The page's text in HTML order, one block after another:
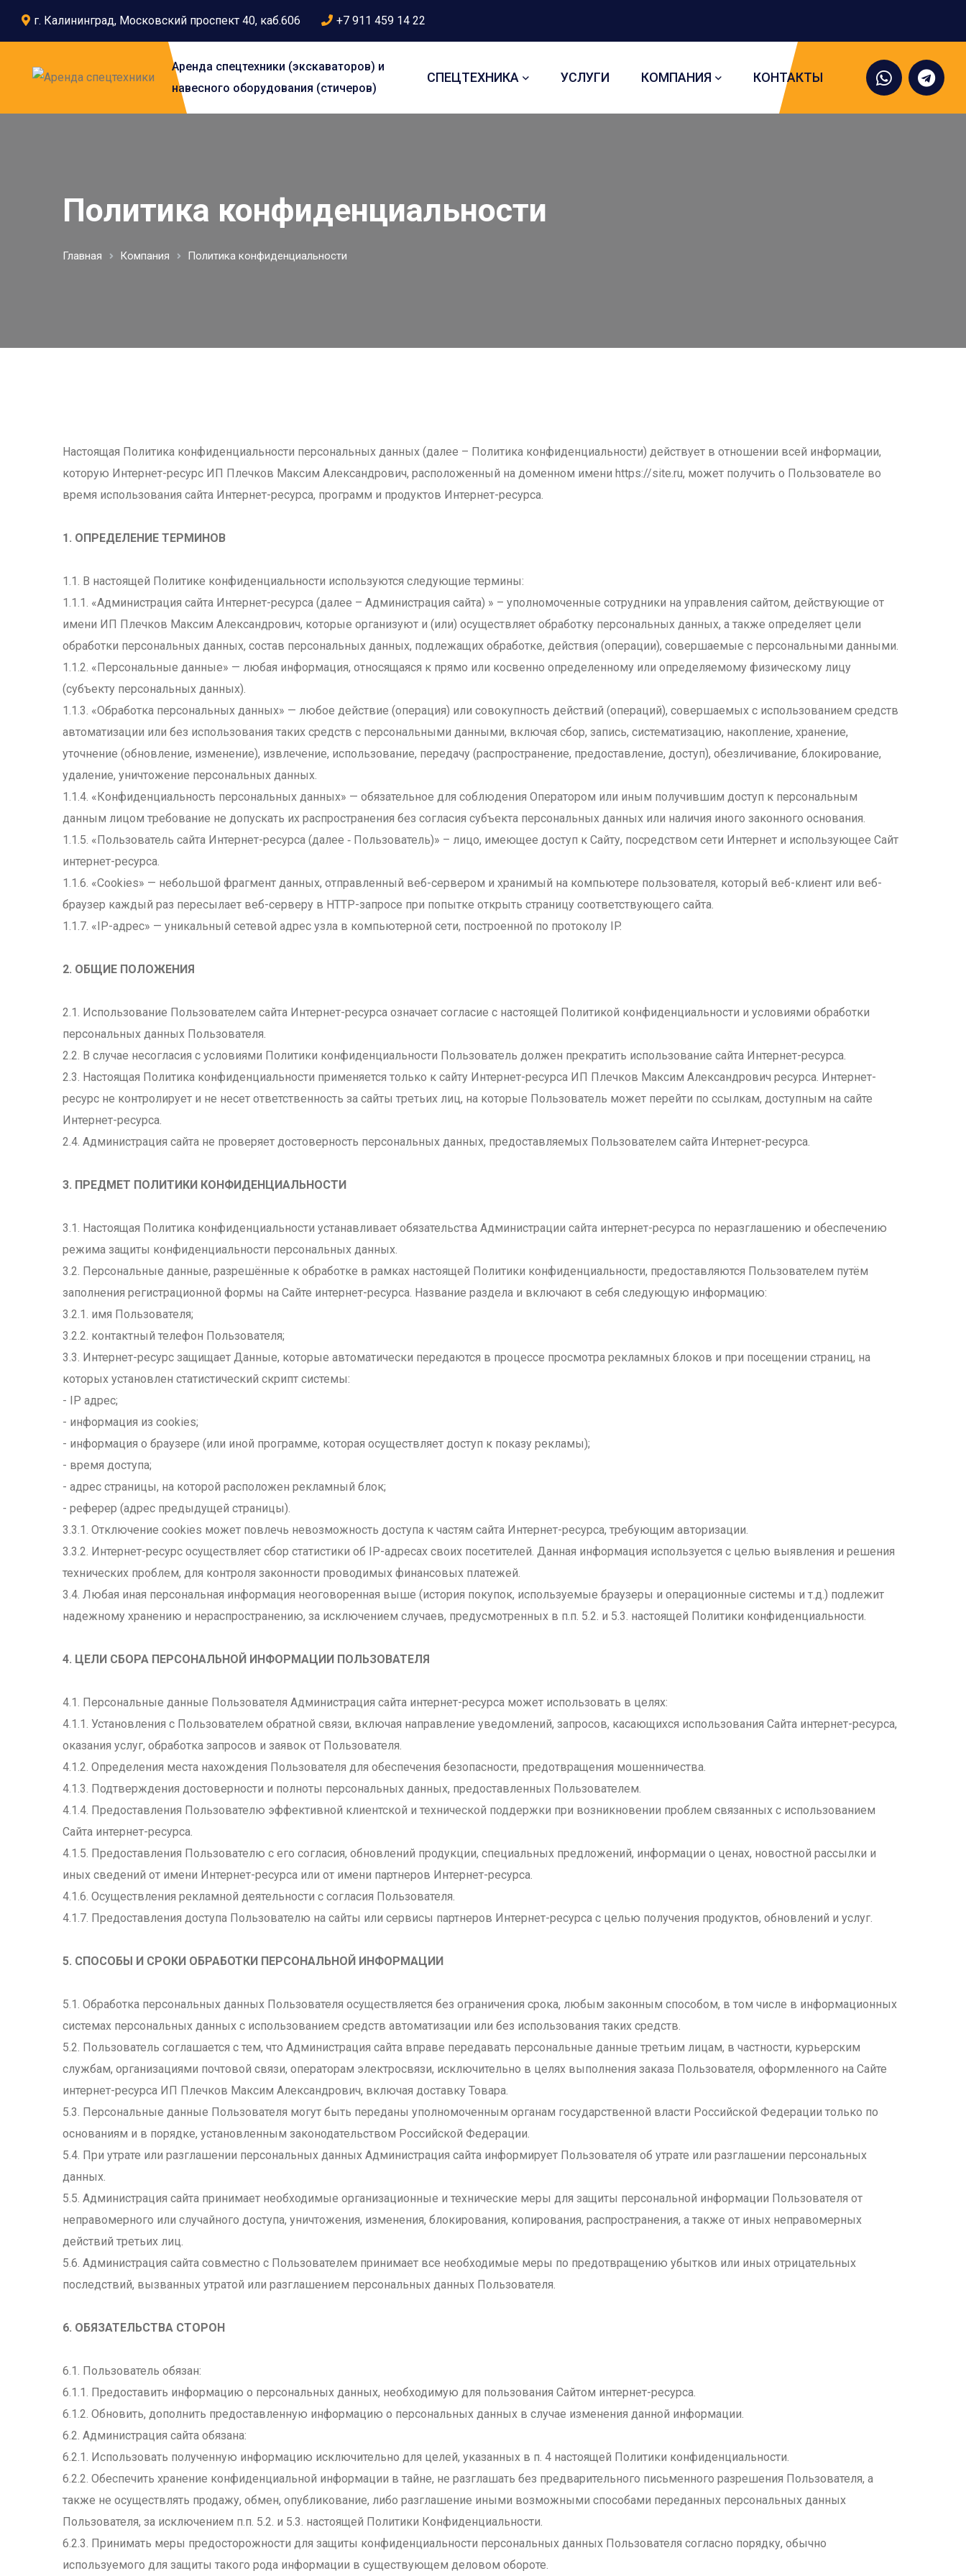
г. Калининград, Московский проспект 40, каб.606 +7 911 459 14 22
Аренда спецтехники (экскаваторов) и
навесного оборудования (стичеров)
СПЕЦТЕХНИКА УСЛУГИ КОМПАНИЯ КОНТАКТЫ
Политика конфиденциальности
Главная Компания Политика конфиденциальности
Настоящая Политика конфиденциальности персональных данных (далее – Политика конфиденциальности) действует в отношении всей информации,
которую Интернет-ресурс ИП Плечков Максим Александрович, расположенный на доменном имени https://site.ru, может получить о Пользователе во
время использования сайта Интернет-ресурса, программ и продуктов Интернет-ресурса.
1. ОПРЕДЕЛЕНИЕ ТЕРМИНОВ
1.1. В настоящей Политике конфиденциальности используются следующие термины:
1.1.1. «Администрация сайта Интернет-ресурса (далее – Администрация сайта) » – уполномоченные сотрудники на управления сайтом, действующие от
имени ИП Плечков Максим Александрович, которые организуют и (или) осуществляет обработку персональных данных, а также определяет цели
обработки персональных данных, состав персональных данных, подлежащих обработке, действия (операции), совершаемые с персональными данными.
1.1.2. «Персональные данные» — любая информация, относящаяся к прямо или косвенно определенному или определяемому физическому лицу
(субъекту персональных данных).
1.1.3. «Обработка персональных данных» — любое действие (операция) или совокупность действий (операций), совершаемых с использованием средств
автоматизации или без использования таких средств с персональными данными, включая сбор, запись, систематизацию, накопление, хранение,
уточнение (обновление, изменение), извлечение, использование, передачу (распространение, предоставление, доступ), обезличивание, блокирование,
удаление, уничтожение персональных данных.
1.1.4. «Конфиденциальность персональных данных» — обязательное для соблюдения Оператором или иным получившим доступ к персональным
данным лицом требование не допускать их распространения без согласия субъекта персональных данных или наличия иного законного основания.
1.1.5. «Пользователь сайта Интернет-ресурса (далее ‑ Пользователь)» – лицо, имеющее доступ к Сайту, посредством сети Интернет и использующее Сайт
интернет-ресурса.
1.1.6. «Cookies» — небольшой фрагмент данных, отправленный веб-сервером и хранимый на компьютере пользователя, который веб-клиент или веб-
браузер каждый раз пересылает веб-серверу в HTTP-запросе при попытке открыть страницу соответствующего сайта.
1.1.7. «IP-адрес» — уникальный сетевой адрес узла в компьютерной сети, построенной по протоколу IP.
2. ОБЩИЕ ПОЛОЖЕНИЯ
2.1. Использование Пользователем сайта Интернет-ресурса означает согласие с настоящей Политикой конфиденциальности и условиями обработки
персональных данных Пользователя.
2.2. В случае несогласия с условиями Политики конфиденциальности Пользователь должен прекратить использование сайта Интернет-ресурса.
2.3. Настоящая Политика конфиденциальности применяется только к сайту Интернет-ресурса ИП Плечков Максим Александрович ресурса. Интернет-
ресурс не контролирует и не несет ответственность за сайты третьих лиц, на которые Пользователь может перейти по ссылкам, доступным на сайте
Интернет-ресурса.
2.4. Администрация сайта не проверяет достоверность персональных данных, предоставляемых Пользователем сайта Интернет-ресурса.
3. ПРЕДМЕТ ПОЛИТИКИ КОНФИДЕНЦИАЛЬНОСТИ
3.1. Настоящая Политика конфиденциальности устанавливает обязательства Администрации сайта интернет-ресурса по неразглашению и обеспечению
режима защиты конфиденциальности персональных данных.
3.2. Персональные данные, разрешённые к обработке в рамках настоящей Политики конфиденциальности, предоставляются Пользователем путём
заполнения регистрационной формы на Сайте интернет-ресурса. Название раздела и включают в себя следующую информацию:
3.2.1. имя Пользователя;
3.2.2. контактный телефон Пользователя;
3.3. Интернет-ресурс защищает Данные, которые автоматически передаются в процессе просмотра рекламных блоков и при посещении страниц, на
которых установлен статистический скрипт системы:
- IP адрес;
- информация из cookies;
- информация о браузере (или иной программе, которая осуществляет доступ к показу рекламы);
- время доступа;
- адрес страницы, на которой расположен рекламный блок;
- реферер (адрес предыдущей страницы).
3.3.1. Отключение cookies может повлечь невозможность доступа к частям сайта Интернет-ресурса, требующим авторизации.
3.3.2. Интернет-ресурс осуществляет сбор статистики об IP-адресах своих посетителей. Данная информация используется с целью выявления и решения
технических проблем, для контроля законности проводимых финансовых платежей.
3.4. Любая иная персональная информация неоговоренная выше (история покупок, используемые браузеры и операционные системы и т.д.) подлежит
надежному хранению и нераспространению, за исключением случаев, предусмотренных в п.п. 5.2. и 5.3. настоящей Политики конфиденциальности.
4. ЦЕЛИ СБОРА ПЕРСОНАЛЬНОЙ ИНФОРМАЦИИ ПОЛЬЗОВАТЕЛЯ
4.1. Персональные данные Пользователя Администрация сайта интернет-ресурса может использовать в целях:
4.1.1. Установления с Пользователем обратной связи, включая направление уведомлений, запросов, касающихся использования Сайта интернет-ресурса,
оказания услуг, обработка запросов и заявок от Пользователя.
4.1.2. Определения места нахождения Пользователя для обеспечения безопасности, предотвращения мошенничества.
4.1.3. Подтверждения достоверности и полноты персональных данных, предоставленных Пользователем.
4.1.4. Предоставления Пользователю эффективной клиентской и технической поддержки при возникновении проблем связанных с использованием
Сайта интернет-ресурса.
4.1.5. Предоставления Пользователю с его согласия, обновлений продукции, специальных предложений, информации о ценах, новостной рассылки и
иных сведений от имени Интернет-ресурса или от имени партнеров Интернет-ресурса.
4.1.6. Осуществления рекламной деятельности с согласия Пользователя.
4.1.7. Предоставления доступа Пользователю на сайты или сервисы партнеров Интернет-ресурса с целью получения продуктов, обновлений и услуг.
5. СПОСОБЫ И СРОКИ ОБРАБОТКИ ПЕРСОНАЛЬНОЙ ИНФОРМАЦИИ
5.1. Обработка персональных данных Пользователя осуществляется без ограничения срока, любым законным способом, в том числе в информационных
системах персональных данных с использованием средств автоматизации или без использования таких средств.
5.2. Пользователь соглашается с тем, что Администрация сайта вправе передавать персональные данные третьим лицам, в частности, курьерским
службам, организациями почтовой связи, операторам электросвязи, исключительно в целях выполнения заказа Пользователя, оформленного на Сайте
интернет-ресурса ИП Плечков Максим Александрович, включая доставку Товара.
5.3. Персональные данные Пользователя могут быть переданы уполномоченным органам государственной власти Российской Федерации только по
основаниям и в порядке, установленным законодательством Российской Федерации.
5.4. При утрате или разглашении персональных данных Администрация сайта информирует Пользователя об утрате или разглашении персональных
данных.
5.5. Администрация сайта принимает необходимые организационные и технические меры для защиты персональной информации Пользователя от
неправомерного или случайного доступа, уничтожения, изменения, блокирования, копирования, распространения, а также от иных неправомерных
действий третьих лиц.
5.6. Администрация сайта совместно с Пользователем принимает все необходимые меры по предотвращению убытков или иных отрицательных
последствий, вызванных утратой или разглашением персональных данных Пользователя.
6. ОБЯЗАТЕЛЬСТВА СТОРОН
6.1. Пользователь обязан:
6.1.1. Предоставить информацию о персональных данных, необходимую для пользования Сайтом интернет-ресурса.
6.1.2. Обновить, дополнить предоставленную информацию о персональных данных в случае изменения данной информации.
6.2. Администрация сайта обязана:
6.2.1. Использовать полученную информацию исключительно для целей, указанных в п. 4 настоящей Политики конфиденциальности.
6.2.2. Обеспечить хранение конфиденциальной информации в тайне, не разглашать без предварительного письменного разрешения Пользователя, а
также не осуществлять продажу, обмен, опубликование, либо разглашение иными возможными способами переданных персональных данных
Пользователя, за исключением п.п. 5.2. и 5.3. настоящей Политики Конфиденциальности.
6.2.3. Принимать меры предосторожности для защиты конфиденциальности персональных данных Пользователя согласно порядку, обычно
используемого для защиты такого рода информации в существующем деловом обороте.